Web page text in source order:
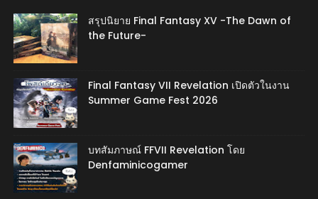
สรุปนิยาย Final Fantasy XV -The Dawn of
the Future-
Final Fantasy VII Revelation เปิดตัวในงาน
Summer Game Fest 2026
บทสัมภาษณ์ FFVII Revelation โดย
Denfaminicogamer